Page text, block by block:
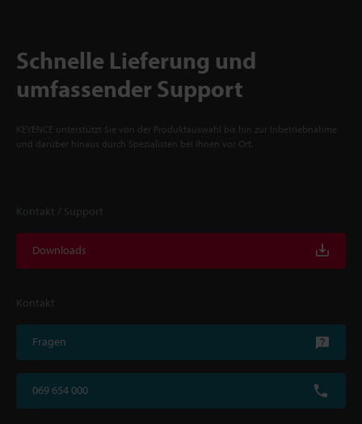
Schnelle Lieferung und
umfassender Support
KEYENCE unterstützt Sie von der Produktauswahl bis hin zur Inbetriebnahme
und darüber hinaus durch Spezialisten bei Ihnen vor Ort.
Kontakt / Support
Downloads
Kontakt
Fragen
069 654 000